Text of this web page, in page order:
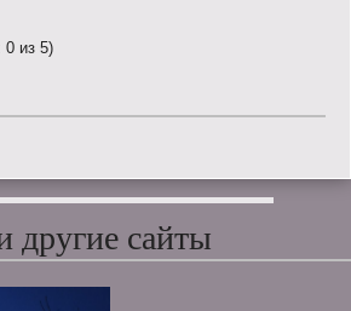
0 из 5)
другие сайты